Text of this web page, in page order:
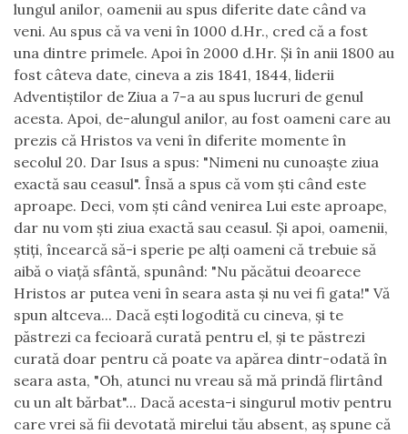
lungul anilor, oamenii au spus diferite date când va
veni. Au spus că va veni în 1000 d.Hr., cred că a fost
una dintre primele. Apoi în 2000 d.Hr. Şi în anii 1800 au
fost câteva date, cineva a zis 1841, 1844, liderii
Adventiştilor de Ziua a 7-a au spus lucruri de genul
acesta. Apoi, de-alungul anilor, au fost oameni care au
prezis că Hristos va veni în diferite momente în
secolul 20. Dar Isus a spus: "Nimeni nu cunoaşte ziua
exactă sau ceasul". Însă a spus că vom şti când este
aproape. Deci, vom şti când venirea Lui este aproape,
dar nu vom şti ziua exactă sau ceasul. Şi apoi, oamenii,
ştiţi, încearcă să-i sperie pe alţi oameni că trebuie să
aibă o viaţă sfântă, spunând: "Nu păcătui deoarece
Hristos ar putea veni în seara asta şi nu vei fi gata!" Vă
spun altceva... Dacă eşti logodită cu cineva, şi te
păstrezi ca fecioară curată pentru el, şi te păstrezi
curată doar pentru că poate va apărea dintr-odată în
seara asta, "Oh, atunci nu vreau să mă prindă flirtând
cu un alt bărbat"... Dacă acesta-i singurul motiv pentru
care vrei să fii devotată mirelui tău absent, aş spune că